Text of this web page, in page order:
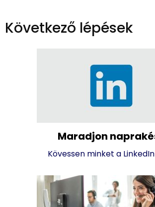
Következő lépések
Maradjon
Kövessen minket a